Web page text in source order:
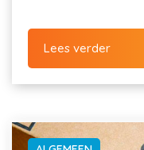
Lees verder